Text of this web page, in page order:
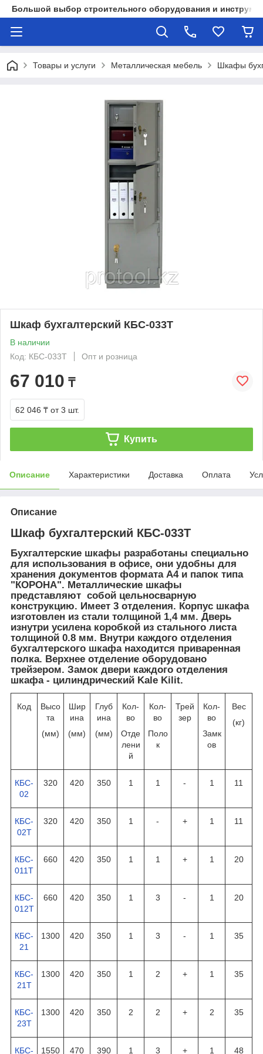
Большой выбор строительного оборудования и
Товары и услуги Металлическая мебель Шкафы
Шкаф бухгалтерский КБС-033Т
В наличии
Код: КБС-033Т
Опт и розница
67 010 ₸
62 046 ₸ от 3 шт.
Купить
Описание Характеристики Доставка Оплата
Описание
Шкаф бухгалтерский КБС-033Т
Бухгалтерские шкафы разработаны специально
для использования в офисе, они удобны для
хранения документов формата А4 и папок типа
"КОРОНА". Металлические шкафы
представляют собой цельносварную
конструкцию. Имеет 3 отделения. Корпус шкафа
изготовлен из стали толщиной 1,4 мм. Дверь
изнутри усилена коробкой из стального листа
толщиной 0.8 мм. Внутри каждого отделения
бухгалтерского шкафа находится приваренная
полка. Верхнее отделение оборудовано
трейзером. Замок двери каждого отделения
шкафа - цилиндрический Kale Kilit.
Код
Высо
та
(мм)
Шир
ина
(мм)
Глуб
ина
(мм)
Кол-
во
Отде
лени
й
Кол-
во
Поло
к
Трей
зер
Кол-
во
Замк
ов
Вес
(кг)
КБС-
02
320 420 350 1 1 - 1 11
КБС-
02Т
320 420 350 1 - + 1 11
КБС-
011Т
660 420 350 1 1 + 1 20
КБС-
012Т
660 420 350 1 3 - 1 20
КБС-
21
1300 420 350 1 3 - 1 35
КБС-
21Т
1300 420 350 1 2 + 1 35
КБС-
23Т
1300 420 350 2 2 + 2 35
КБС- 1550 470 390 1 3 + 1 48